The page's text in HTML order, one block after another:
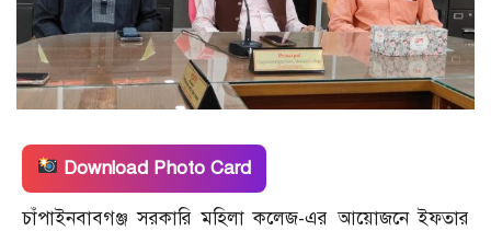
Download Photo Card
চাঁপাইনবাবগঞ্জ সরকারি মহিলা কলেজ-এর আয়োজনে ইফতার